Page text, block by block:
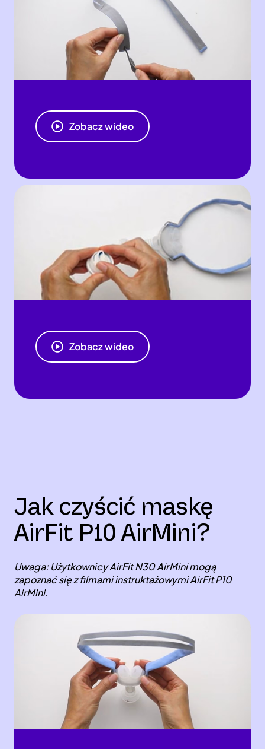
Zobacz wideo
Zobacz wideo
Jak czyścić maskę
AirFit P10 AirMini?
Uwaga: Użytkownicy AirFit N30 AirMini mogą
zapoznać się z filmami instruktażowymi AirFit P10
AirMini.